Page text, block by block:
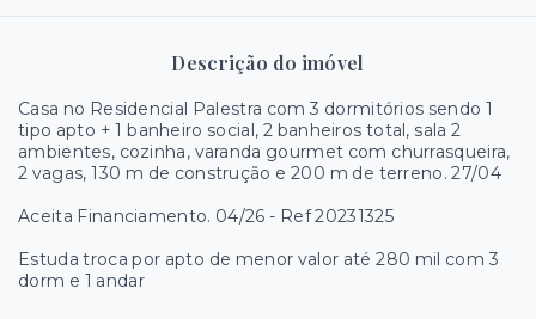
Descrição do imóvel
Casa no Residencial Palestra com 3 dormitórios sendo 1
tipo apto + 1 banheiro social, 2 banheiros total, sala 2
ambientes, cozinha, varanda gourmet com churrasqueira,
2 vagas, 130 m de construção e 200 m de terreno. 27/04
Aceita Financiamento. 04/26 - Ref 20231325
Estuda troca por apto de menor valor até 280 mil com 3
dorm e 1 andar